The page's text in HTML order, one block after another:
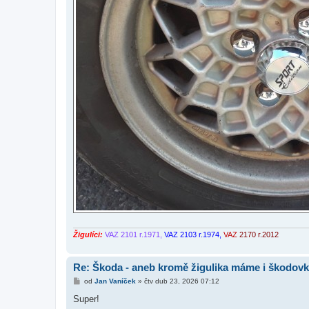
Žigulíci: VAZ 2101 r.1971, VAZ 2103 r.1974, VAZ 2170 r.2012
Re: Škoda - aneb kromě žigulika máme i
P
í
s
od Jan Vaníček » čtv dub 23, 2026 07:12
Super!